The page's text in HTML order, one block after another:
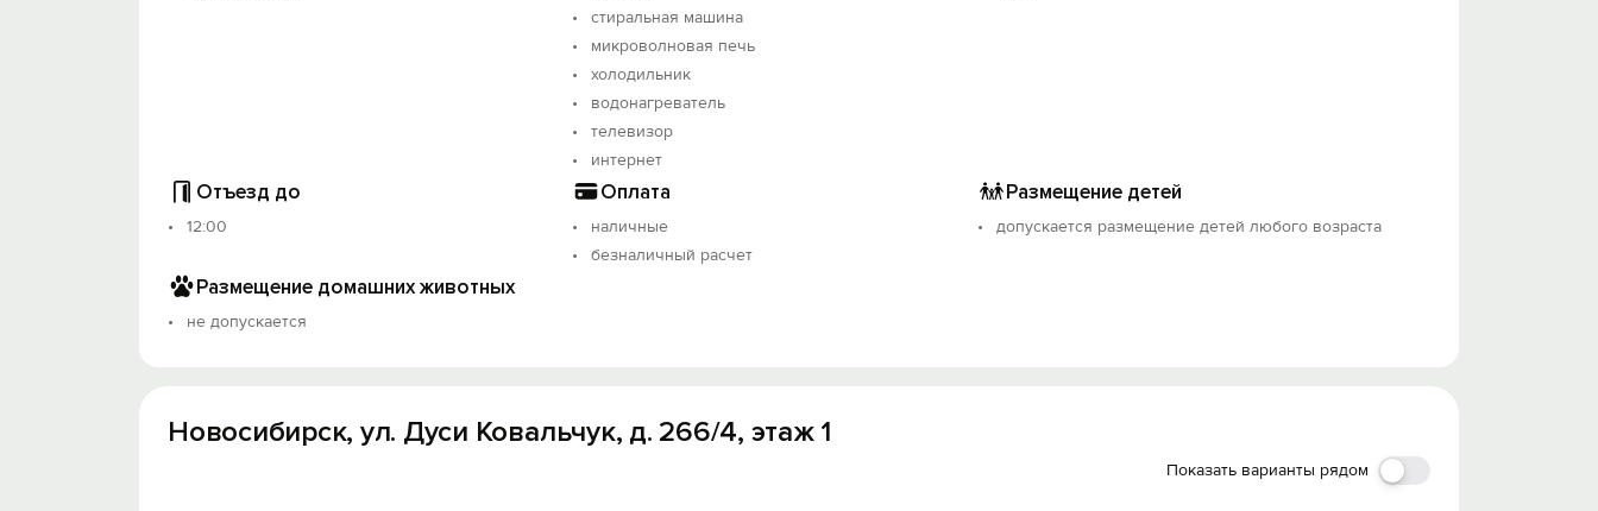
стиральная машина
микроволновая печь
холодильник
водонагреватель
телевизор
интернет
Отъезд до
12:00
Оплата
наличные
безналичный расчет
Размещение детей
допускается размещение детей любого возраста
Размещение домашних животных
не допускается
Новосибирск, ул. Дуси Ковальчук, д. 266/4, этаж 1
Показать варианты рядом